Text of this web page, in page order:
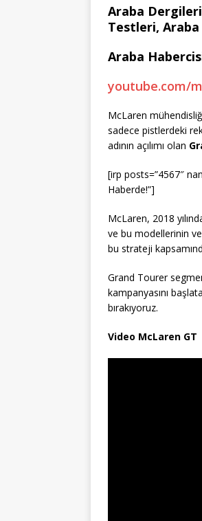
Araba
Testleri,
Araba
youtube.com/
McLaren
sadece pistlerdeki
adının açılımı olan
[irp posts=”4567″
Haberde!”]
McLaren, 2018
ve bu modellerinin
bu strateji
Grand Tourer
kampanyasını
bırakıyoruz.
Video McLaren GT